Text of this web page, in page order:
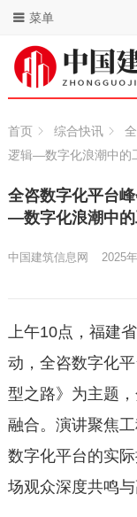
菜单
首页 综合快讯
逻辑—数字化浪潮中的
全咨数字化平台
—数字化浪潮中
中国建筑信息网 2025
上午10点，福建
动，全咨数字化
型之路》为主题
融合。演讲聚焦
数字化平台的实
场观众深度共鸣与